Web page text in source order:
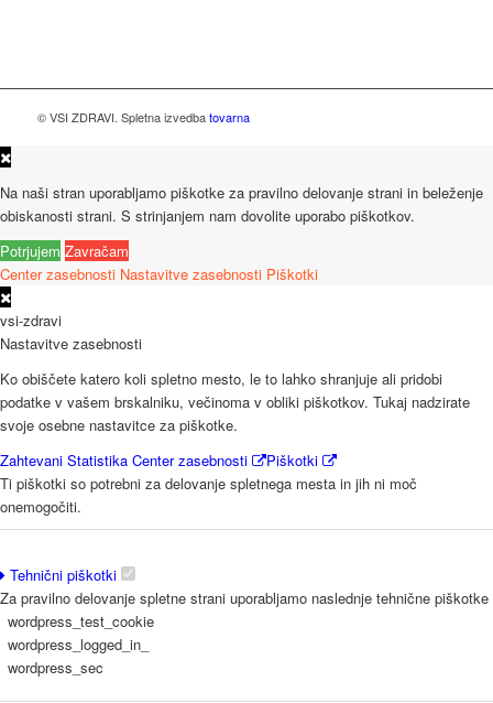
© VSI ZDRAVI. Spletna izvedbatovarna
Na naši stran uporabljamo piškotke za pravilno delovanje strani in beleženje
obiskanosti strani. S strinjanjem nam dovolite uporabo piškotkov.
Potrjujem Zavračam
Center zasebnosti Nastavitve zasebnosti Piškotki
vsi-zdravi
Nastavitve zasebnosti
Ko obiščete katero koli spletno mesto, le to lahko shranjuje ali pridobi
podatke v vašem brskalniku, večinoma v obliki piškotkov. Tukaj nadzirate
svoje osebne nastavitce za piškotke.
Zahtevani Statistika Center zasebnosti
Piškotki
Ti piškotki so potrebni za delovanje spletnega mesta in jih ni moč
onemogočiti.
Tehnični piškotki
Za pravilno delovanje spletne strani uporabljamo naslednje tehnične piškotke
wordpress_test_cookie
wordpress_logged_in_
wordpress_sec